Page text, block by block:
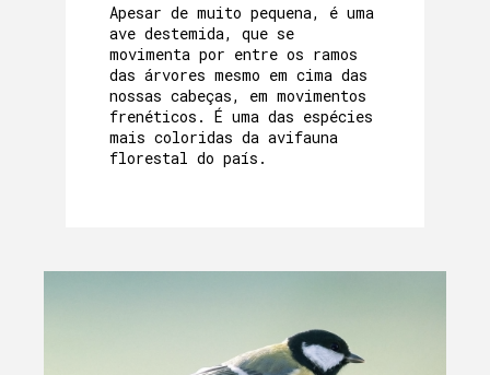
Apesar de muito pequena, é uma
ave destemida, que se
movimenta por entre os ramos
das árvores mesmo em cima das
nossas cabeças, em movimentos
frenéticos. É uma das espécies
mais coloridas da avifauna
florestal do país.